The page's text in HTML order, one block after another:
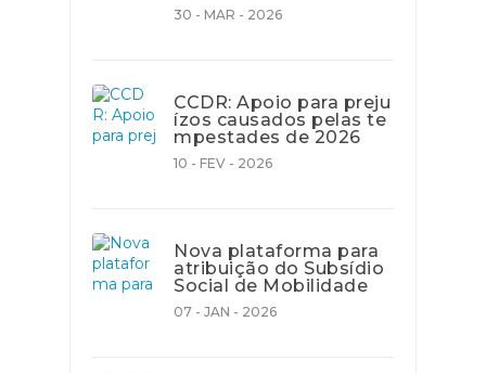
30 - MAR - 2026
CCDR: Apoio para preju
ízos causados pelas te
mpestades de 2026
10 - FEV - 2026
Nova plataforma para
atribuição do Subsídio
Social de Mobilidade
07 - JAN - 2026